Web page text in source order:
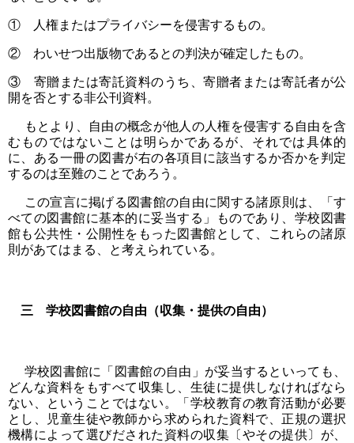
① 人権またはプライバシーを侵害するもの。
② わいせつ出版物であるとの判決が確定したもの。
③ 寄贈または寄託資料のうち、寄贈者または寄託者が公
開を否とする非公刊資料。
もとより、自由の概念が他人の人権を侵害する自由を含
むものではないことは明らかであるが、それでは具体的
に、ある一冊の図書が右の各項目に該当するか否かを判定
するのは至難のことであろう。
この宣言に掲げる図書館の自由に関する諸原則は、「す
べての図書館に基本的に妥当する」ものであり、学校図書
館も公共性・公開性をもった図書館として、これらの諸原
則があてはまる、と考えられている。
三 学校図書館の自由（収集・提供の自由）
学校図書館に「図書館の自由」が妥当するといっても、
どんな資料をもすべて収集し、生徒に提供しなければなら
ない、ということではない。「学校教育の教育活動が必要
とし、児童生徒や教師から求められた資料で、正規の選択
機構によって選びだされた資料の収集〔やその提供〕が、